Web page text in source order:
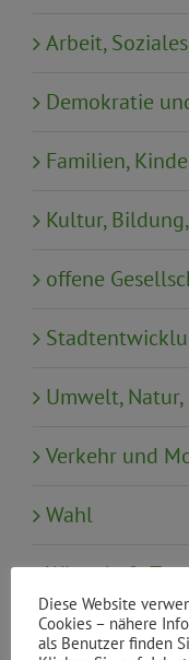
Arbeit,
Demokratie
Familien,
Kultur,
offene
Umwelt,
Verkehr und
Wahl
Wirtschaft,
Diese Website
Cookies – nähere
als Benutzer finden